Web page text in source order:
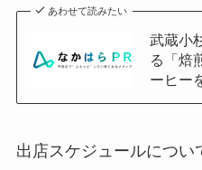
あわせて読みたい
武蔵小
る「焙
ーヒー
出店スケジュールについ